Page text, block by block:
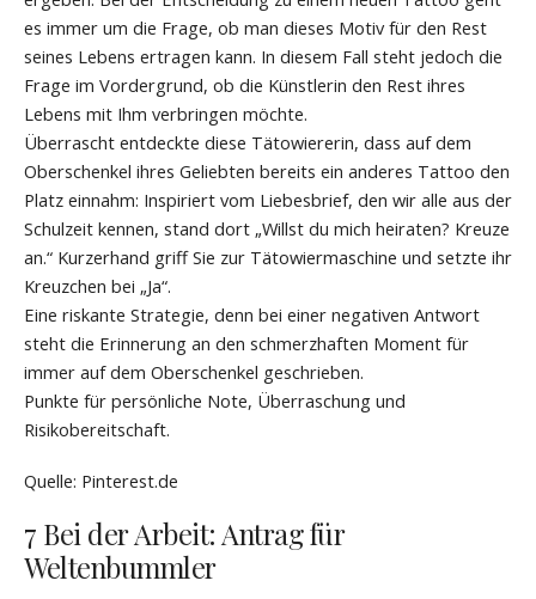
es immer um die Frage, ob man dieses Motiv für den Rest
seines Lebens ertragen kann. In diesem Fall steht jedoch die
Frage im Vordergrund, ob die Künstlerin den Rest ihres
Lebens mit Ihm verbringen möchte.
Überrascht entdeckte diese Tätowiererin, dass auf dem
Oberschenkel ihres Geliebten bereits ein anderes Tattoo den
Platz einnahm: Inspiriert vom Liebesbrief, den wir alle aus der
Schulzeit kennen, stand dort „Willst du mich heiraten? Kreuze
an.“ Kurzerhand griff Sie zur Tätowiermaschine und setzte ihr
Kreuzchen bei „Ja“.
Eine riskante Strategie, denn bei einer negativen Antwort
steht die Erinnerung an den schmerzhaften Moment für
immer auf dem Oberschenkel geschrieben.
Punkte für persönliche Note, Überraschung und
Risikobereitschaft.
Quelle: Pinterest.de
7 Bei der Arbeit: Antrag für
Weltenbummler